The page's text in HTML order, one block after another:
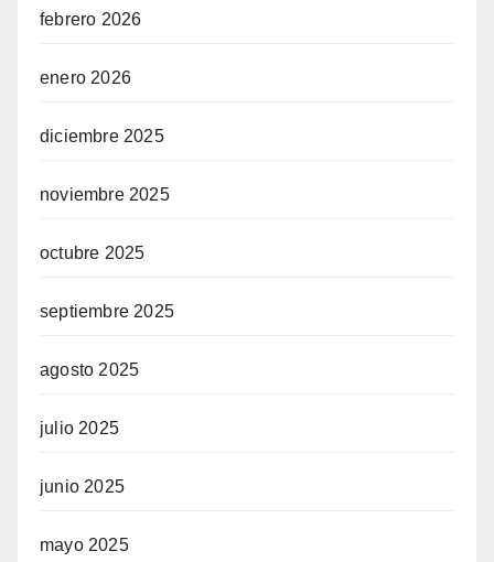
febrero 2026
enero 2026
diciembre 2025
noviembre 2025
octubre 2025
septiembre 2025
agosto 2025
julio 2025
junio 2025
mayo 2025